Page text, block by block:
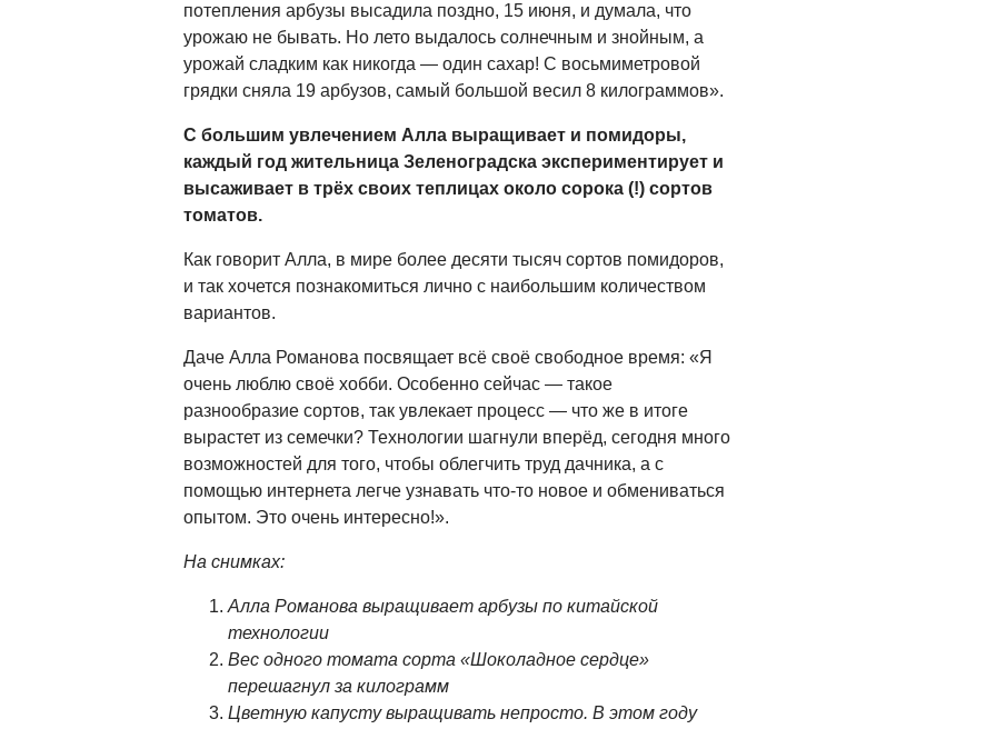
потепления арбузы высадила поздно, 15 июня, и думала, что
урожаю не бывать. Но лето выдалось солнечным и знойным, а
урожай сладким как никогда — один сахар! С восьмиметровой
грядки сняла 19 арбузов, самый большой весил 8 килограммов».
С большим увлечением Алла выращивает и помидоры,
каждый год жительница Зеленоградска экспериментирует и
высаживает в трёх своих теплицах около сорока (!) сортов
томатов.
Как говорит Алла, в мире более десяти тысяч сортов помидоров,
и так хочется познакомиться лично с наибольшим количеством
вариантов.
Даче Алла Романова посвящает всё своё свободное время: «Я
очень люблю своё хобби. Особенно сейчас — такое
разнообразие сортов, так увлекает процесс — что же в итоге
вырастет из семечки? Технологии шагнули вперёд, сегодня много
возможностей для того, чтобы облегчить труд дачника, а с
помощью интернета легче узнавать что-то новое и обмениваться
опытом. Это очень интересно!».
На снимках:
Алла Романова выращивает арбузы по китайской
технологии
Вес одного томата сорта «Шоколадное сердце»
перешагнул за килограмм
Цветную капусту выращивать непросто. В этом году